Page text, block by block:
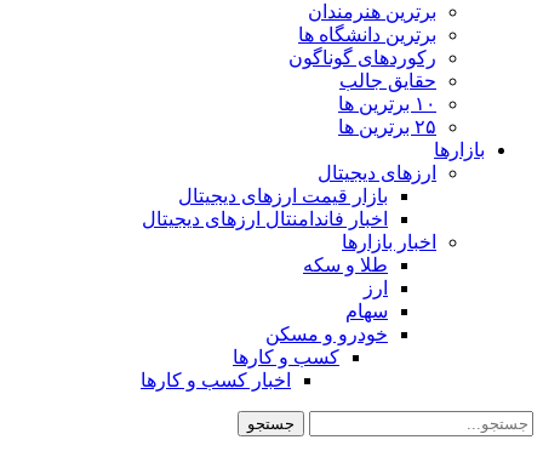
برترین هنرمندان
برترین دانشگاه ها
رکوردهای گوناگون
حقایق جالب
۱۰ برترین ها
۲۵ برترین ها
بازارها
ارزهای دیجیتال
بازار قیمت ارزهای دیجیتال
اخبار فاندامنتال ارزهای دیجیتال
اخبار بازارها
طلا و سکه
ارز
سهام
خودرو و مسکن
کسب و کارها
اخبار کسب و کارها